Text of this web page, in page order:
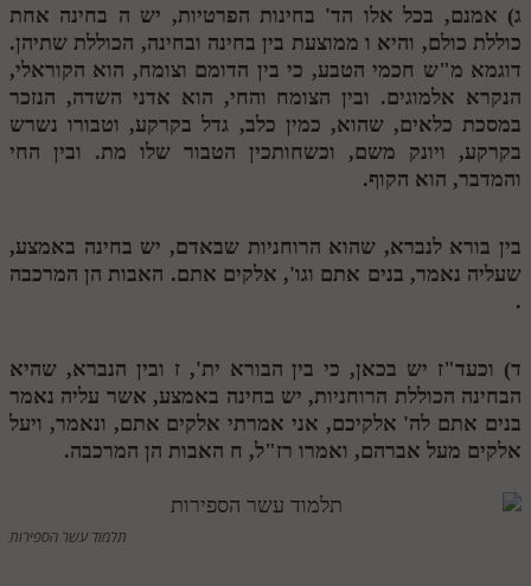
תלמוד עשר הספירות חלק ד
תלמוד עשר הספירות חלק ה
תלמוד עשר הספירות חלק ו
תלמוד עשר הספירות חלק ז
תלמוד עשר הספירות חלק ט
תלמוד עשר הספירות חלק י
תלמוד עשר הספירות חלק יב
תלמוד עשר הספירות חלק יג
ג) אמנם, בכל אלו הד' בחינות הפרטיות, יש ה בחינה אחת
כוללת כולם, והיא ו ממוצעת בין בחינה ובחינה, הכוללת שתיהן.
דוגמא מ"ש חכמי הטבע, כי בין הדומם וצומח, הוא הקוראלי,
הנקרא אלמוגים. ובין הצומח והחי, הוא אדני השדה, הנזכר
במסכת כלאים, שהוא, כמין כלב, גדל בקרקע, וטבורו נשרש
בקרקע, ויונק משם, וכשחותכין הטבור שלו מת. ובין החי
והמדבר, הוא הקוף.
בין בורא לנברא, שהוא הרוחניות שבאדם, יש בחינה באמצע,
שעליה נאמר, בנים אתם וגו', אלקים אתם. האבות הן המרכבה
.
ד) וכעד"ז יש בכאן, כי בין הבורא ית',ז ובין הנברא, שהיא
הבחינה הכוללת הרוחניות, יש בחינה באמצע, אשר עליה נאמר
בנים אתם לה' אלקיכם, אני אמרתי אלקים אתם, ונאמר, ויעל
אלקים מעל אברהם, ואמרו רז"ל, ח האבות הן המרכבה.
תלמוד עשר הספירות